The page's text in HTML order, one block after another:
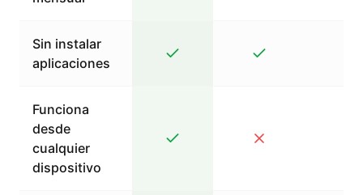
Sin instalar
aplicaciones
Funciona
desde
cualquier
dispositivo